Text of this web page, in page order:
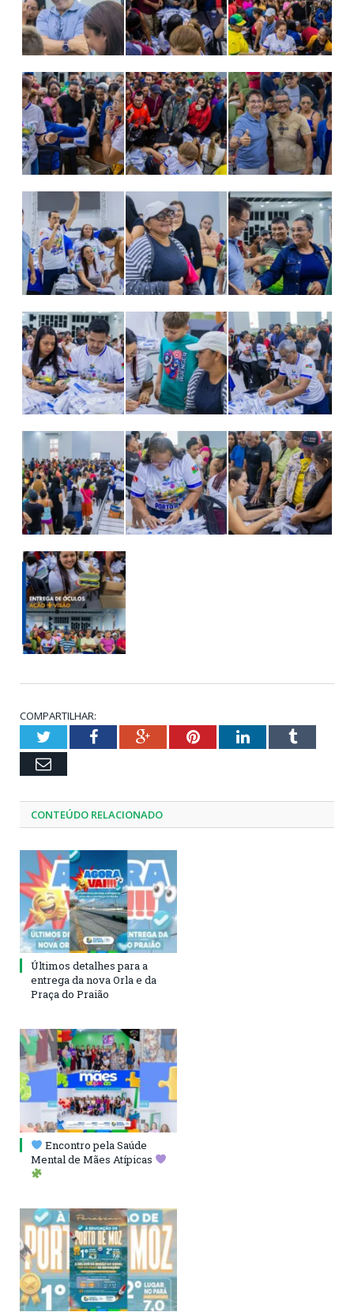
COMPARTILHAR:
TwitterFacebookGoogle+PinterestLinkedInTumblr
Email
CONTEÚDO RELACIONADO
Últimos detalhes para a
entrega da nova Orla e da
Praça do Praião
Encontro pela Saúde
Mental de Mães Atípicas